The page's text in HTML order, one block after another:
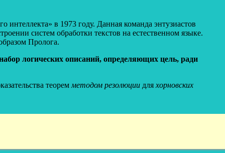
интеллекта» в 1973 году. Данная команда энтузиастов
систем обработки текстов на естественном языке.
Пролога.
логических описаний, определяющих цель, ради
теорем методом резолюции для хорновских